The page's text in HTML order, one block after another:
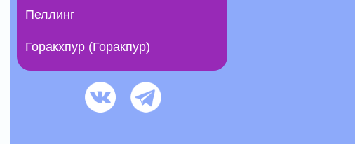
Пеллинг
Горакхпур (Горакпур)